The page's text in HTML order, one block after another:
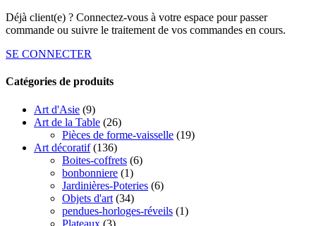
Déjà client(e) ? Connectez-vous à votre espace pour passer
commande ou suivre le traitement de vos commandes en cours.
SE CONNECTER
Catégories de produits
Art d'Asie (9)
Art de la Table (26)
Pièces de forme-vaisselle (19)
Art décoratif (136)
Boites-coffrets (6)
bonbonniere (1)
Jardinières-Poteries (6)
Objets d'art (34)
pendues-horloges-réveils (1)
Plateaux (3)